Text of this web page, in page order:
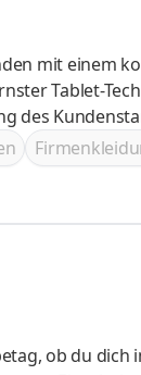
mit einem
Gewinnung von
im Außendienst